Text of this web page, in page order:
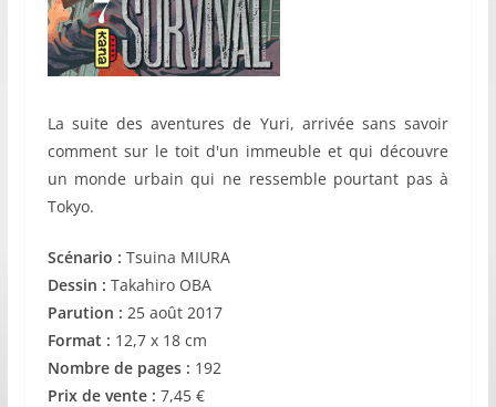
La suite des aventures de Yuri, arrivée sans savoir
comment sur le toit d'un immeuble et qui découvre
un monde urbain qui ne ressemble pourtant pas à
Tokyo.
Scénario : Tsuina MIURA
Dessin : Takahiro OBA
Parution : 25 août 2017
Format : 12,7 x 18 cm
Nombre de pages : 192
Prix de vente : 7,45 €